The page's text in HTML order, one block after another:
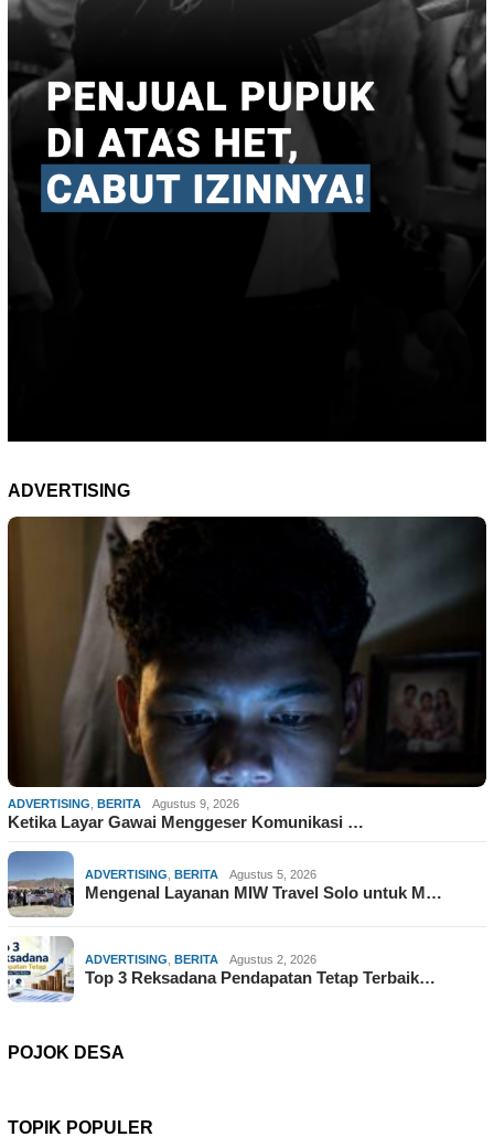
ADVERTISING
ADVERTISING, BERITA Agustus 9, 2026
Ketika Layar Gawai Menggeser Komunikasi …
ADVERTISING, BERITA Agustus 5, 2026
Mengenal Layanan MIW Travel Solo untuk M…
ADVERTISING, BERITA Agustus 2, 2026
Top 3 Reksadana Pendapatan Tetap Terbaik…
POJOK DESA
TOPIK POPULER